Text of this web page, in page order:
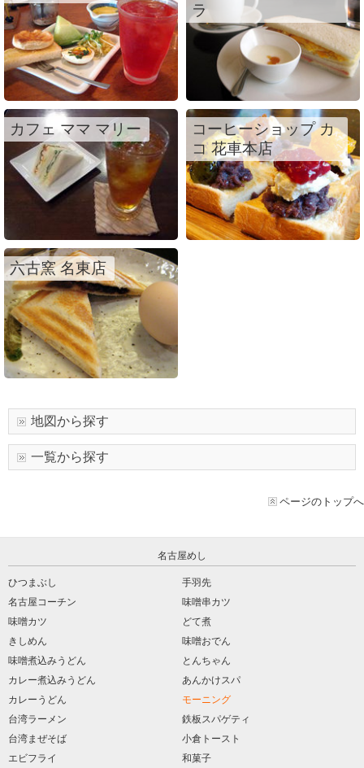
ラ
カフェ ママ マリー
コーヒーショップ カ
コ 花車本店
六古窯 名東店
地図から探す
一覧から探す
ページのトップへ
名古屋めし
ひつまぶし
名古屋コーチン
味噌カツ
きしめん
味噌煮込みうどん
カレー煮込みうどん
カレーうどん
台湾ラーメン
台湾まぜそば
エビフライ
手羽先
味噌串カツ
どて煮
味噌おでん
とんちゃん
あんかけスパ
モーニング
鉄板スパゲティ
小倉トースト
和菓子